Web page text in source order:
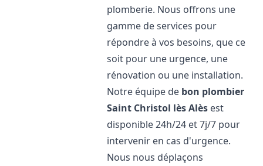
plomberie. Nous offrons une
gamme de services pour
répondre à vos besoins, que ce
soit pour une urgence, une
rénovation ou une installation.
Notre équipe de bon plombier
Saint Christol lès Alès est
disponible 24h/24 et 7j/7 pour
intervenir en cas d'urgence.
Nous nous déplaçons